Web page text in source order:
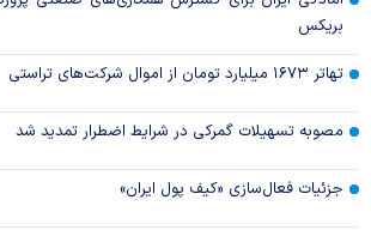
بریکس
تهاتر ۱۶۷۳ میلیارد تومان از اموال شرکت‌های تراستی
مصوبه تسهیلات گمرکی در شرایط اضطرار تمدید شد
جزئیات فعال‌سازی «کیف پول ایران»